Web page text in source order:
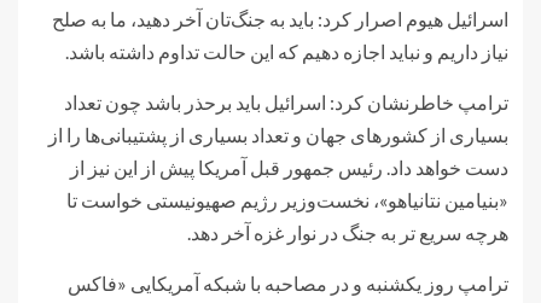
اسرائیل هیوم اصرار کرد: باید به جنگ‌تان آخر دهید، ما به صلح
نیاز داریم و نباید اجازه دهیم که این حالت تداوم داشته باشد.
ترامپ خاطرنشان کرد: اسرائیل باید برحذر باشد چون تعداد
بسیاری از کشورهای جهان و تعداد بسیاری از پشتیبانی‌ها را از
دست خواهد داد. رئیس جمهور قبل آمریکا پیش از این نیز از
«بنیامین نتانیاهو»، نخست‌وزیر رژیم صهیونیستی خواست تا
هرچه سریع تر به جنگ در نوار غزه آخر دهد.
ترامپ روز یکشنبه و در مصاحبه با شبکه آمریکایی «فاکس